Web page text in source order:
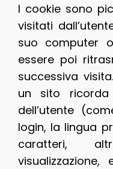
I cookie sono
visitati
suo computer
essere poi
successiva
un sito
dell’utente
login, la lingua
caratteri,